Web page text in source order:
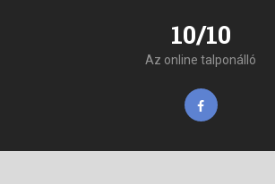
10/10
Az online talponálló